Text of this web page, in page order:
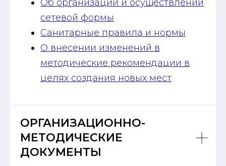
Об организации и осуществлении
сетевой формы
Санитарные правила и нормы
О внесении изменений в
методические рекомендации в
целях создания новых мест
ОРГАНИЗАЦИОННО-
МЕТОДИЧЕСКИЕ
ДОКУМЕНТЫ